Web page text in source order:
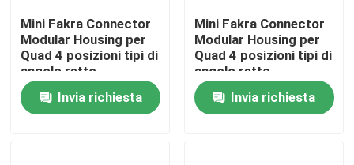
Mini Fakra Connector
Modular Housing per
Quad 4 posizioni tipi di
angolo retto
Invia richiesta
Mini Fakra Connector
Modular Housing per
Quad 4 posizioni tipi di
angolo retto
Invia richiesta